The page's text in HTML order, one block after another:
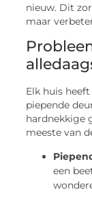
nieuw. Dit
maar
Elk huis
piepende
hardnekkige
meeste van
een